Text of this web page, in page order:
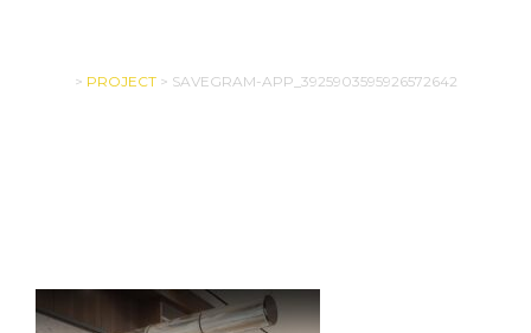
> PROJECT> SAVEGRAM-APP_3925903595926572642